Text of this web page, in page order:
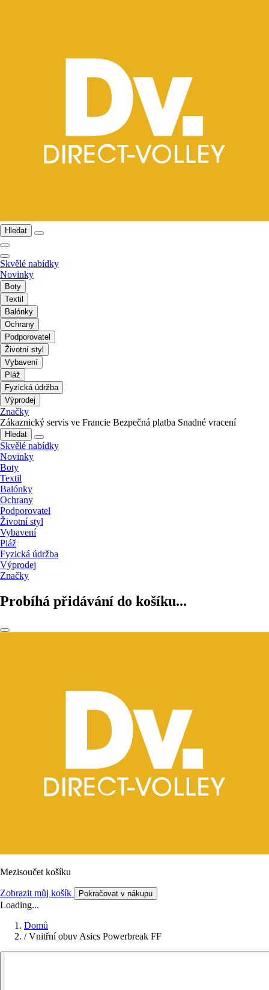
Hledat
Skvělé nabídky
Novinky
Boty
Textil
Balónky
Ochrany
Podporovatel
Životní styl
Vybavení
Pláž
Fyzická údržba
Výprodej
Značky
Zákaznický servis ve Francie Bezpečná platba Snadné vracení
Hledat
Skvělé nabídky
Novinky
Boty
Textil
Balónky
Ochrany
Podporovatel
Životní styl
Vybavení
Pláž
Fyzická údržba
Výprodej
Značky
Probíhá přidávání do košíku...
Mezisoučet košíku
Zobrazit můj košík Pokračovat v nákupu
Loading...
Domů
/ Vnitřní obuv Asics Powerbreak FF